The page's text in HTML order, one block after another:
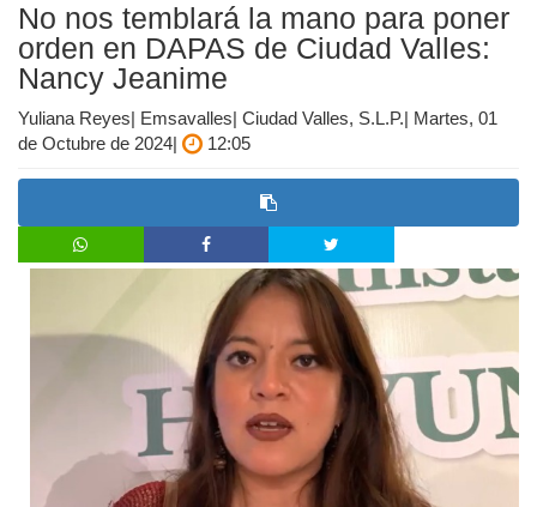
No nos temblará la mano para poner
orden en DAPAS de Ciudad Valles:
Nancy Jeanime
Yuliana Reyes| Emsavalles| Ciudad Valles, S.L.P.| Martes, 01
de Octubre de 2024|
12:05